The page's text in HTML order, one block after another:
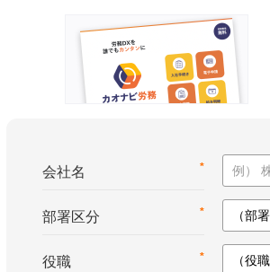
*
会社名
*
部署区分
*
役職